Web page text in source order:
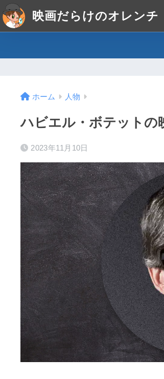
映画だらけのオレンチ
ホーム 人物
ハビエル・ボテットの
2023年11月10日